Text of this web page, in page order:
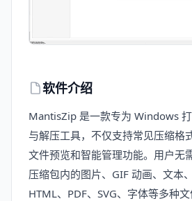
软件介绍
MantisZip 是一款专为 Windows
与解压工具，不仅支持常见压缩格
文件预览和智能管理功能。用户无
压缩包内的图片、GIF 动画、文本
HTML、PDF、SVG、字体等多种